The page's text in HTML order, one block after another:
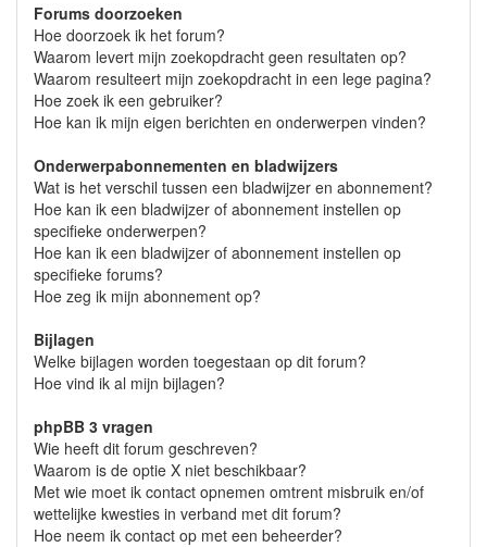
Forums doorzoeken
Hoe doorzoek ik het forum?
Waarom levert mijn zoekopdracht geen resultaten op?
Waarom resulteert mijn zoekopdracht in een lege pagina?
Hoe zoek ik een gebruiker?
Hoe kan ik mijn eigen berichten en onderwerpen vinden?
Onderwerpabonnementen en bladwijzers
Wat is het verschil tussen een bladwijzer en abonnement?
Hoe kan ik een bladwijzer of abonnement instellen op
specifieke onderwerpen?
Hoe kan ik een bladwijzer of abonnement instellen op
specifieke forums?
Hoe zeg ik mijn abonnement op?
Bijlagen
Welke bijlagen worden toegestaan op dit forum?
Hoe vind ik al mijn bijlagen?
phpBB 3 vragen
Wie heeft dit forum geschreven?
Waarom is de optie X niet beschikbaar?
Met wie moet ik contact opnemen omtrent misbruik en/of
wettelijke kwesties in verband met dit forum?
Hoe neem ik contact op met een beheerder?